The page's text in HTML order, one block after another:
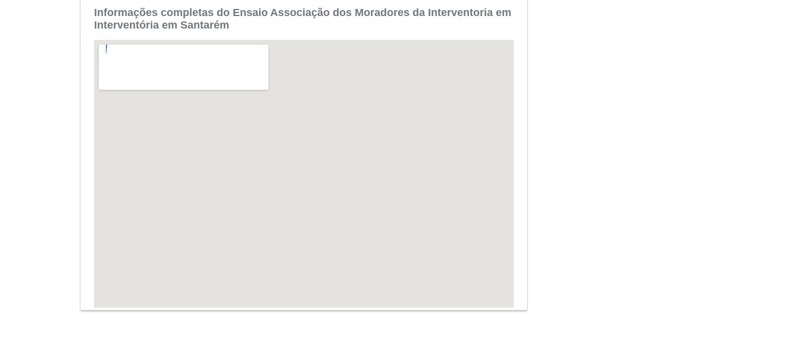
Informações completas do Ensaio Associação dos Moradores da Interventoria em
Interventória em Santarém